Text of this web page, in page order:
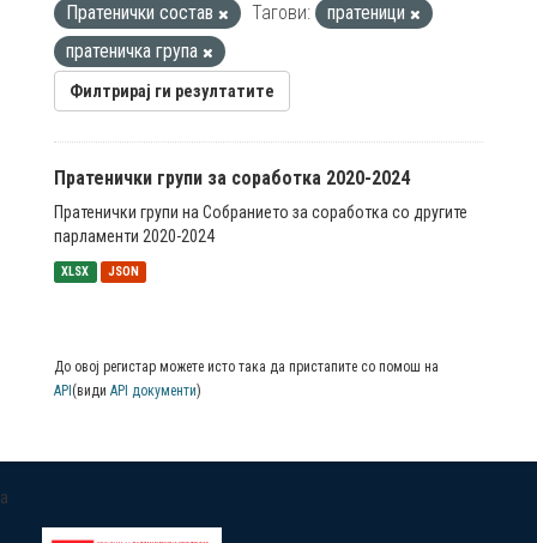
Пратенички состав
Тагови:
пратеници
пратеничка група
Филтрирај ги резултатите
Пратенички групи за соработка 2020-2024
Пратенички групи на Собранието за соработка со другите
парламенти 2020-2024
XLSX JSON
До овој регистар можете исто така да пристапите со помош на
API (види API документи)
a